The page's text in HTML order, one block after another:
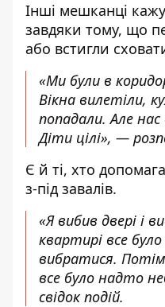
Інші мешканці
завдяки тому, що
або встигли
«Ми були в
Вікна вилетіли,
попадали. Але
Діти цілі», —
Є й ті, хто
з-під завалів.
«Я вибив двері і
квартирі все
вибратися.
все було надто
свідок подій.